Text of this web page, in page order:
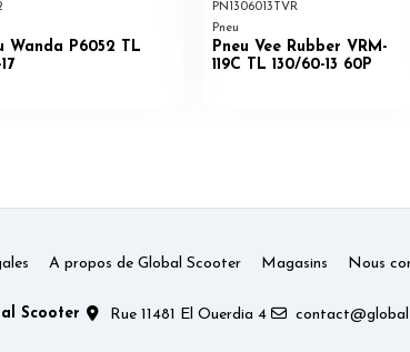
Wanda P6052 TL
PN1306013TVR
Pneu
Pneu Vee Rubber VRM-
119C TL 130/60-13 60P
A propos de Global Scooter Magasins Nous
Scooter Rue 11481 El Ouerdia 4